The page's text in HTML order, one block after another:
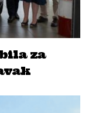
za